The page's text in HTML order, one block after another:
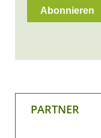
PARTNER